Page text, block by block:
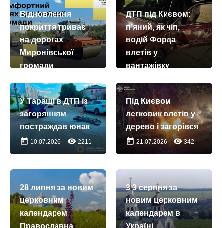
Відновлення
покриття триває
на дорогах
Миронівської
громади
ДТП під Києвом:
п’яний, як чіп,
водій Форда
влетів у
вантажівку
У Таращі в ДТП із
загорянням
постраждав юнак
today 10.07.2026 remove_red_eye 2211
Під Києвом
легковик влетів у
дерево і загорівся
today 21.07.2026 remove_red_eye342
28 липня за новим
церковним
календарем
Православна
3 3 серпня за
новим церковним
календарем в
Україні